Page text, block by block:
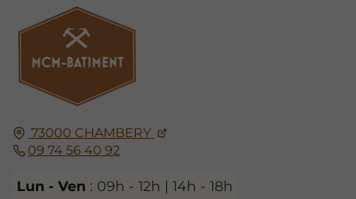
73000 CHAMBERY
09 74 56 40 92
Lun - Ven : 09h - 12h | 14h - 18h